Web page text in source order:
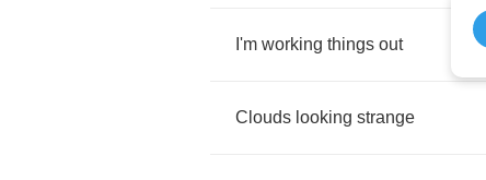
I'm working things out
Clouds looking strange